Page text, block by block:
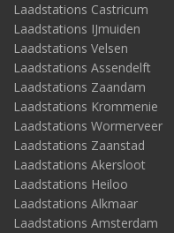
Laadstations Castricum
Laadstations IJmuiden
Laadstations Velsen
Laadstations Assendelft
Laadstations Zaandam
Laadstations Krommenie
Laadstations Wormerveer
Laadstations Zaanstad
Laadstations Akersloot
Laadstations Heiloo
Laadstations Alkmaar
Laadstations Amsterdam